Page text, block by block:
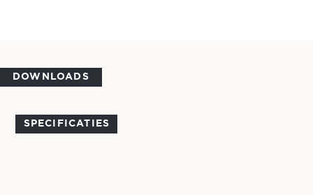
DOWNLOADS
SPECIFICATIES